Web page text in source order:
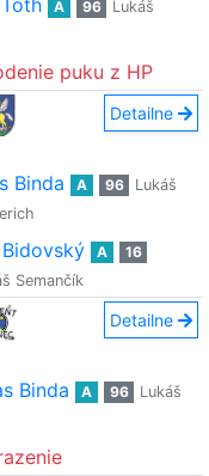
A 96
Lukáš
puku z HP
Detailne
Binda A 96
Lukáš
A
16
Semančík
Detailne
Binda A 96
Lukáš